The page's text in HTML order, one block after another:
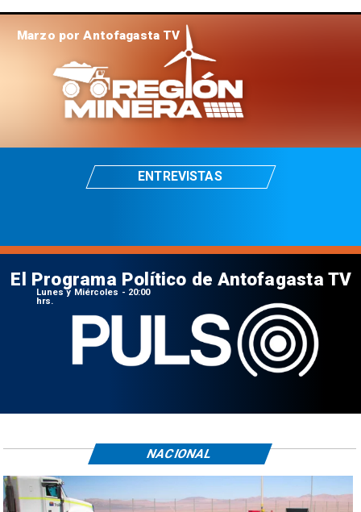
Marzo por Antofagasta TV
ENTREVISTAS
El Programa Político de Antofagasta TV
Lunes y Miércoles - 20:00
hrs.
NACIONAL